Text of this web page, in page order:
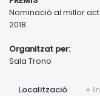
Nominació al millor
2018
Organitzat per:
Sala Trono
Localització +